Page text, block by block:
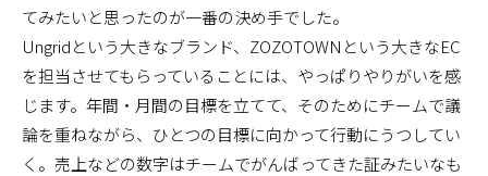
てみたいと思ったのが一番の決め手でした。
Ungridという大きなブランド、ZOZOTOWNという大きなEC
を担当させてもらっていることには、やっぱりやりがいを感
じます。年間・月間の目標を立てて、そのためにチームで議
論を重ねながら、ひとつの目標に向かって行動にうつしてい
く。売上などの数字はチームでがんばってきた証みたいなも